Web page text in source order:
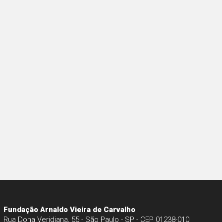
Fundação Arnaldo Vieira de Carvalho
Rua Dona Veridiana, 55 - São Paulo - SP - CEP 01238-010